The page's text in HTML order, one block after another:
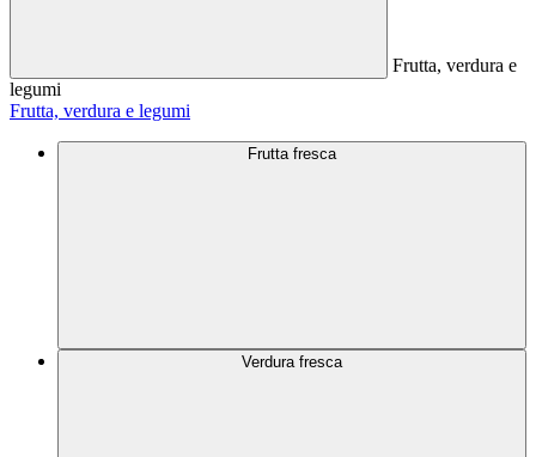
Frutta, verdura e
legumi
Frutta, verdura e legumi
Frutta fresca
Verdura fresca